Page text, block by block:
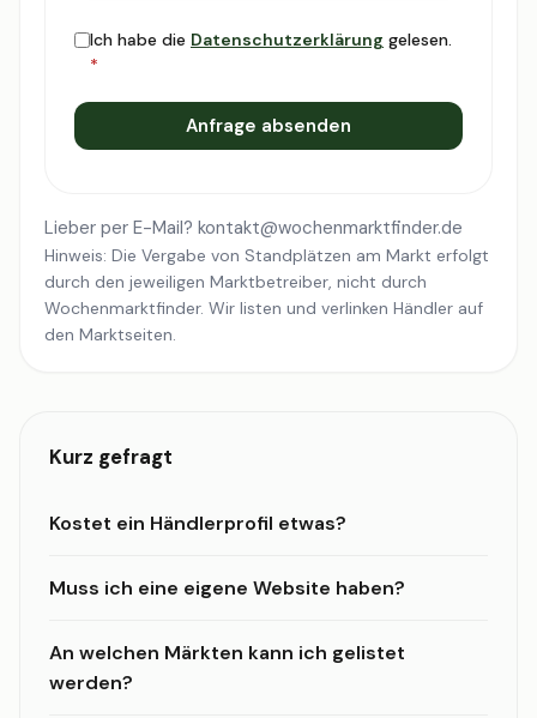
Ich habe die Datenschutzerklärung gelesen.
*
Anfrage absenden
Lieber per E-Mail? kontakt@wochenmarktfinder.de
Hinweis: Die Vergabe von Standplätzen am Markt erfolgt
durch den jeweiligen Marktbetreiber, nicht durch
Wochenmarktfinder. Wir listen und verlinken Händler auf
den Marktseiten.
Kurz gefragt
Kostet ein Händlerprofil etwas?
Muss ich eine eigene Website haben?
An welchen Märkten kann ich gelistet
werden?